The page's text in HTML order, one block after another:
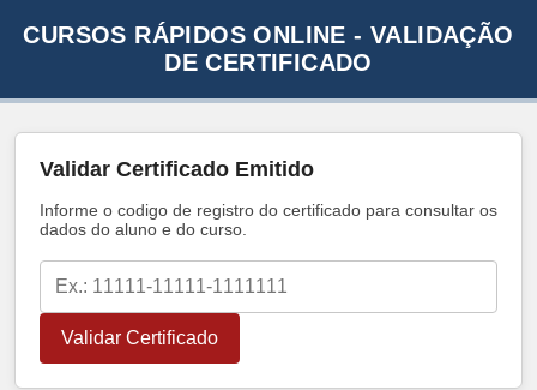
CURSOS RÁPIDOS ONLINE - VALIDAÇÃO
DE CERTIFICADO
Validar Certificado Emitido
Informe o codigo de registro do certificado para consultar os
dados do aluno e do curso.
Validar Certificado